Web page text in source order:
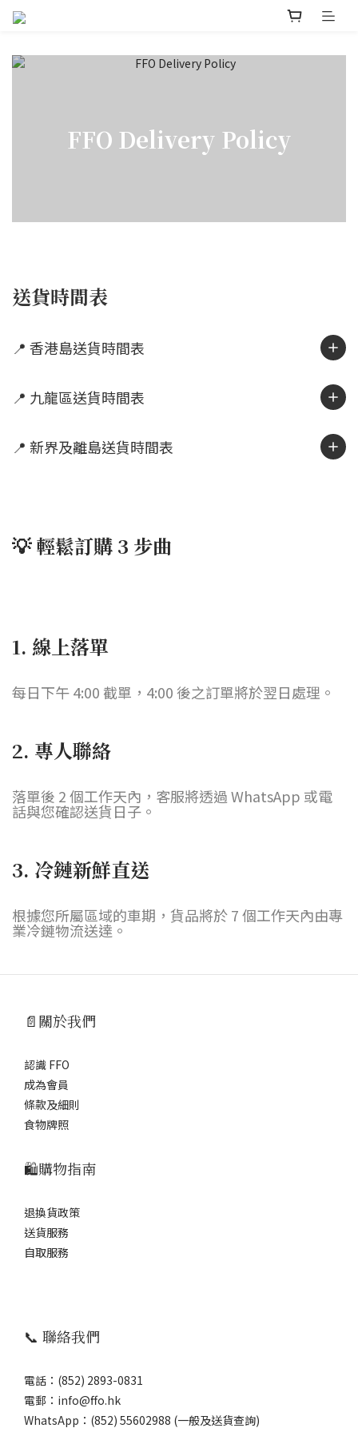
FFO Delivery Policy
送貨時間表
📍 香港島送貨時間表
📍 九龍區送貨時間表
📍 新界及離島送貨時間表
💡 輕鬆訂購 3 步曲
1. 線上落單
每日下午 4:00 截單，4:00 後之訂單將於翌日處理。
2. 專人聯絡
落單後 2 個工作天內，客服將透過 WhatsApp 或電
話與您確認送貨日子。
3. 冷鏈新鮮直送
根據您所屬區域的車期，貨品將於 7 個工作天內由專
業冷鏈物流送達。
📄關於我們
認識 FFO
成為會員
條款及細則
食物牌照
🛍️購物指南
退換貨政策
送貨服務
自取服務
📞 聯絡我們
電話：(852) 2893-0831
電郵：info@ffo.hk
WhatsApp： (852) 55602988 (一般及送貨查詢)